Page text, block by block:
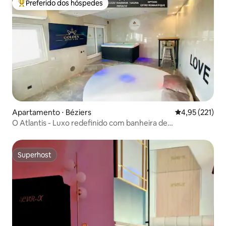
Entre os melhores preferidos dos hóspedes
Preferido dos hóspedes
Apartamento ⋅ Béziers 4,95 de uma
4,95 (221)
O Atlantis - Luxo redefinido com banheira de
Superhost
Superhost